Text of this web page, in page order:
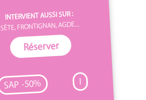
INTERVIENT AUSSI SUR :
SÈTE, FRONTIGNAN, AGDE...
Réserver
SAP -50% I